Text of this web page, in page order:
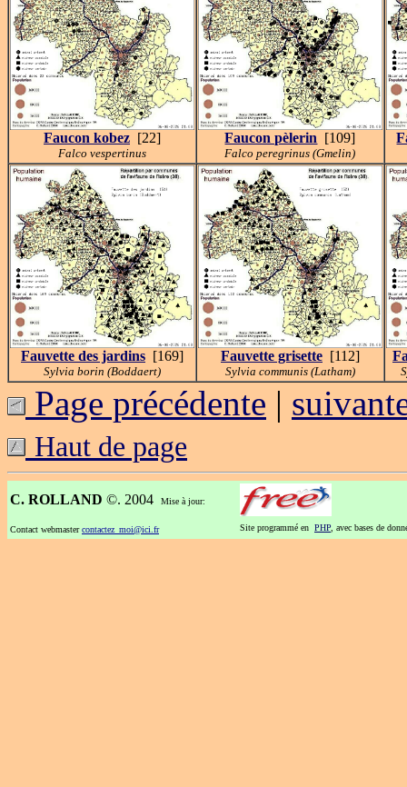
Faucon kobez [22]
Falco vespertinus
Faucon pèlerin [109]
Falco peregrinus (Gmelin)
Fauvette des jardins [169]
Sylvia borin (Boddaert)
Fauvette grisette [112]
Sylvia communis (Latham)
Page précédente |
Haut de page
C. ROLLAND ©. 2004 Mise à jour:
Contact webmastercontactez_moi@ici.fr Site programmé en PHP , avec bases de